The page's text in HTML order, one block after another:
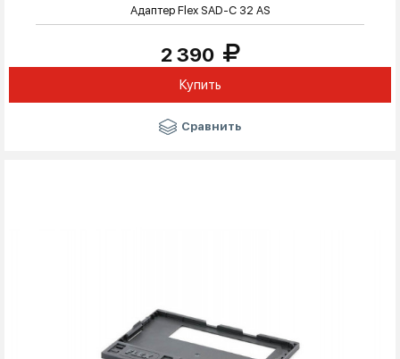
Адаптер Flex SAD-C 32 AS
2 390
Купить
Сравнить